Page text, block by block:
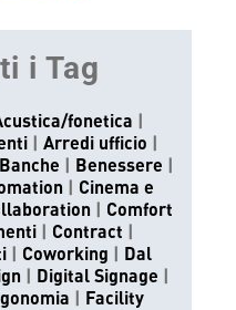
i Tag
fonetica
Arredi ufficio
Banche
Benessere
Cinema e
Comfort
Contract
Coworking
Dal
Digital Signage
Facility